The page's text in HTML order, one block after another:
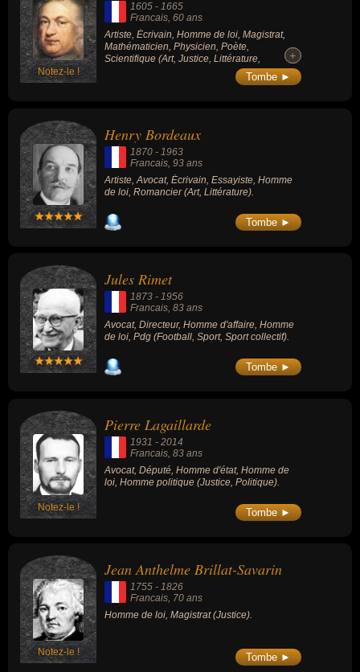
Notez-le !
1605 - 1665
Francais, 60 ans
Artiste, Écrivain, Homme de loi, Magistrat,
Mathématicien, Physicien, Poète,
Scientifique (Art, Justice, Littérature,
+
+
Tombe ►
Henry Bordeaux
1870 - 1963
Francais , 93 ans
Artiste, Avocat, Écrivain, Essayiste, Homme
de loi, Romancier (Art, Littérature).
Tombe ►
Jules Rimet
1873 - 1956
Francais, 83 ans
Avocat, Directeur, Homme d'affaire, Homme
de loi, Pdg (Football, Sport, Sport collectif).
Tombe ►
Notez-le !
Pierre Lagaillarde
1931 - 2014
Francais, 83 ans
Avocat, Député, Homme d'état, Homme de
loi, Homme politique (Justice, Politique).
Tombe ►
Notez-le !
Jean Anthelme Brillat-Savarin
1755 - 1826
Francais, 70 ans
Homme de loi, Magistrat (Justice).
Tombe ►